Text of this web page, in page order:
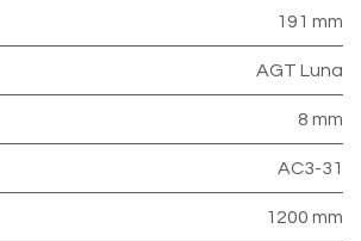
191 mm
AGT Luna
8 mm
AC3-31
1200 mm